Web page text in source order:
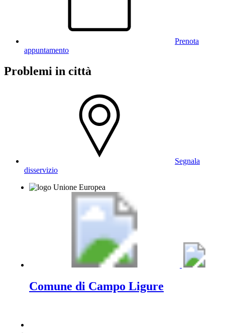
Prenota
appuntamento
Problemi in città
Segnala
disservizio
Comune di Campo Ligure